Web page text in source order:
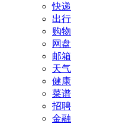
快递
出行
购物
网盘
邮箱
天气
健康
菜谱
招聘
金融